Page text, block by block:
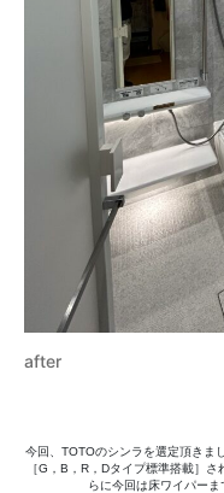
after
今回、TOTOのシンラを選定頂きま
［G，B，R，Dタイプ標準搭載］
らに今回は床ワイパーま